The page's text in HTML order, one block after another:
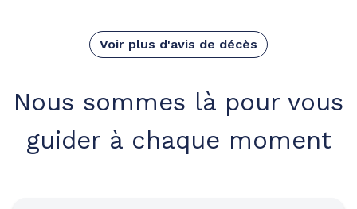
Voir plus d'avis de décès
Nous sommes là pour vous
guider à chaque moment